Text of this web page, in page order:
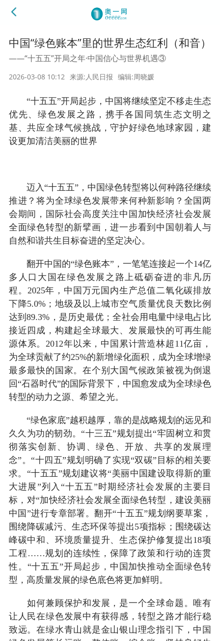
中国“绿色账本”里的世界生态红利（和音）
——“十五五”开局之年·中国信心与世界机遇③
2026-03-08 10:12 来源:人民日报 编辑:周晓媛
“十五五”开局起步，中国将继续坚定不移走生态
优先、绿色发展之路，携手各国同筑生态文明之
基、共应全球气候挑战，守护好绿色地球家园，建
设更加清洁美丽的世界
迈入“十五五”，中国绿色转型将以何种路径继续
推进？将为全球绿色发展带来何种新影响？全国两
会期间，国际社会高度关注中国加快经济社会发展
全面绿色转型的新擘画，进一步看到中国朝着人与
自然和谐共生目标奋进的坚定决心。
翻开中国的“绿色账本”，一笔笔连接起一个14亿
多人口大国在绿色发展之路上砥砺奋进的非凡历
程。2025年，中国万元国内生产总值二氧化碳排放
下降5.0%；地级及以上城市空气质量优良天数比例
达到89.3%，是历史最优；全社会用电量中绿电占比
接近四成，构建起全球最大、发展最快的可再生能
源体系。2012年以来，中国累计营造林超11亿亩，
为全球贡献了约25%的新增绿化面积，成为全球增绿
最多最快的国家。在个别大国气候政策被视为倒退
回“石器时代”的国际背景下，中国愈发成为全球绿色
转型的动力之源、希望之光。
“绿色家底”越积越厚，靠的是战略规划的远见和
久久为功的韧劲。“十三五”规划提出“牢固树立和贯
彻落实创新、协调、绿色、开放、共享的发展理
念”。“十四五”规划明确了实现“双碳”目标的相关要
求。“十五五”规划建议将“美丽中国建设取得新的重
大进展”列入“十五五”时期经济社会发展的主要目
标，对“加快经济社会发展全面绿色转型，建设美丽
中国”进行专章部署。翻开“十五五”规划纲要草案，
围绕降碳减污、生态环保等提出5项指标；围绕碳达
峰碳中和、环境质量提升、生态保护修复提出18项
工程……规划的连续性，保障了政策和行动的连贯
性。“十五五”开局起步，中国加快推动全面绿色转
型，高质量发展的绿色底色将更加鲜明。
如何兼顾保护和发展，是一个全球命题。唯有
让人民在绿色发展中有获得感，转型之路才能行稳
致远。在绿水青山就是金山银山理念指引下，中国